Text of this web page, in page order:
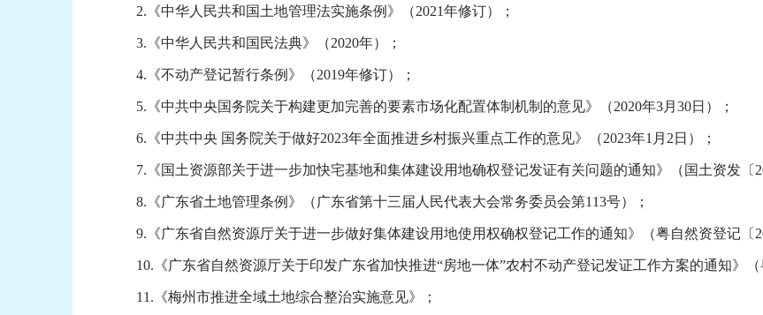
2.《中华人民共和国土地管理法实施条例》（2021年修订）；
3.《中华人民共和国民法典》（2020年）；
4.《不动产登记暂行条例》（2019年修订）；
5.《中共中央国务院关于构建更加完善的要素市场化配置体制机制的意见》（2020年3月30日）；
6.《中共中央 国务院关于做好2023年全面推进乡村振兴重点工作的意见》（2023年1月2日）；
7.《国土资源部关于进一步加快宅基地和集体建设用地确权登记发证有关问题的通知》（国土资发〔
8.《广东省土地管理条例》（广东省第十三届人民代表大会常务委员会第113号）；
9.《广东省自然资源厅关于进一步做好集体建设用地使用权确权登记工作的通知》（粤自然资登记〔
10.《广东省自然资源厅关于印发广东省加快推进“房地一体”农村不动产登记发证工作方案的通知》（
11.《梅州市推进全域土地综合整治实施意见》；